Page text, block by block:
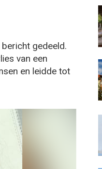
gedeeld.
van een
en leidde tot